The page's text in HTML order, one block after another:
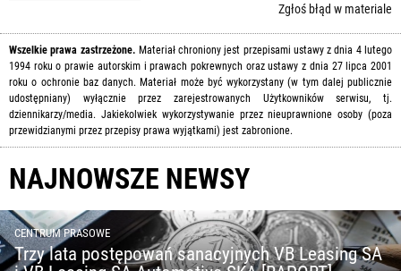
Zgłoś błąd w materiale
Wszelkie prawa zastrzeżone. Materiał chroniony jest przepisami ustawy z dnia 4 lutego
1994 roku o prawie autorskim i prawach pokrewnych oraz ustawy z dnia 27 lipca 2001
roku o ochronie baz danych. Materiał może być wykorzystany (w tym dalej publicznie
udostępniany) wyłącznie przez zarejestrowanych Użytkowników serwisu, tj.
dziennikarzy/media. Jakiekolwiek wykorzystywanie przez nieuprawnione osoby (poza
przewidzianymi przez przepisy prawa wyjątkami) jest zabronione.
NAJNOWSZE NEWSY
CENTRUM PRASOWE
Trzy lata postępowań sanacyjnych VB Leasing SA